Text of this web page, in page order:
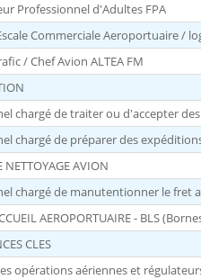
Professionnel d'Adultes FPA
Commerciale Aeroportuaire /
/ Chef Avion ALTEA FM
chargé de traiter ou d'accepter
chargé de préparer des
NETTOYAGE AVION
chargé de manutentionner le fret
AEROPORTUAIRE - BLS
CLES
opérations aériennes et